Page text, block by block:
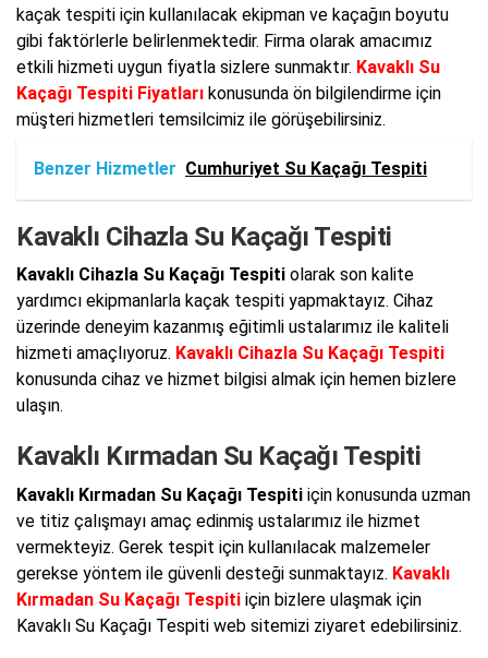
kaçak tespiti için kullanılacak ekipman ve kaçağın boyutu
gibi faktörlerle belirlenmektedir. Firma olarak amacımız
etkili hizmeti uygun fiyatla sizlere sunmaktır. Kavaklı Su
Kaçağı Tespiti Fiyatları konusunda ön bilgilendirme için
müşteri hizmetleri temsilcimiz ile görüşebilirsiniz.
Benzer Hizmetler Cumhuriyet Su Kaçağı Tespiti
Kavaklı Cihazla Su Kaçağı Tespiti
Kavaklı Cihazla Su Kaçağı Tespiti olarak son kalite
yardımcı ekipmanlarla kaçak tespiti yapmaktayız. Cihaz
üzerinde deneyim kazanmış eğitimli ustalarımız ile kaliteli
hizmeti amaçlıyoruz. Kavaklı Cihazla Su Kaçağı Tespiti
konusunda cihaz ve hizmet bilgisi almak için hemen bizlere
ulaşın.
Kavaklı Kırmadan Su Kaçağı Tespiti
Kavaklı Kırmadan Su Kaçağı Tespiti için konusunda uzman
ve titiz çalışmayı amaç edinmiş ustalarımız ile hizmet
vermekteyiz. Gerek tespit için kullanılacak malzemeler
gerekse yöntem ile güvenli desteği sunmaktayız. Kavaklı
Kırmadan Su Kaçağı Tespiti için bizlere ulaşmak için
Kavaklı Su Kaçağı Tespiti web sitemizi ziyaret edebilirsiniz.